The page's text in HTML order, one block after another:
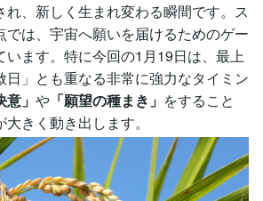
れ、新しく生まれ変わる瞬間です。ス
では、宇宙へ願いを届けるためのゲー
います。特に今回の1月19日は、最上
日」とも重なる非常に強力なタイミン
意」 や 「願望の種まき」 をすること
きく動き出します。